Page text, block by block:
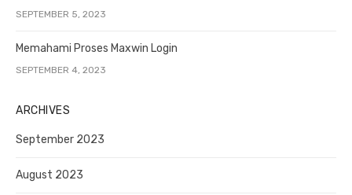
SEPTEMBER 5, 2023
Memahami Proses Maxwin Login
SEPTEMBER 4, 2023
ARCHIVES
September 2023
August 2023